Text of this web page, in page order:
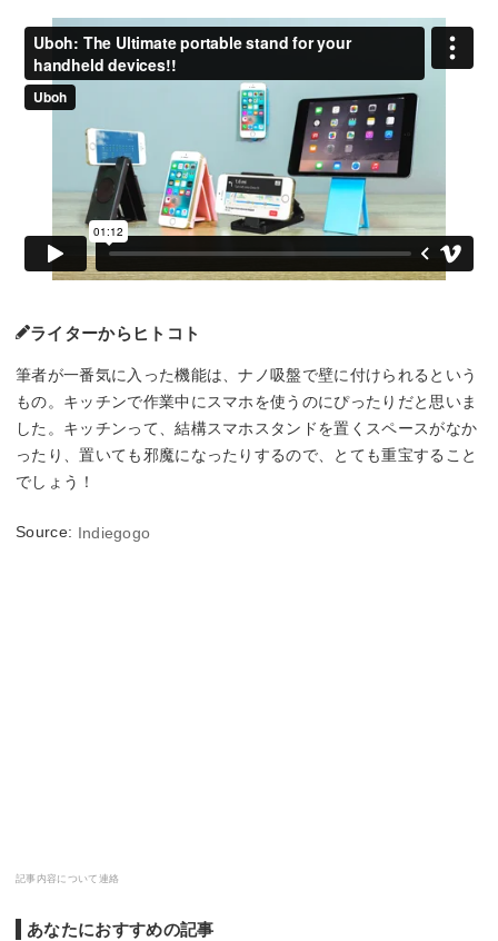
ライターからヒトコト
筆者が一番気に入った機能は、ナノ吸盤で壁に付けられるという
もの。キッチンで作業中にスマホを使うのにぴったりだと思いま
した。キッチンって、結構スマホスタンドを置くスペースがなか
ったり、置いても邪魔になったりするので、とても重宝すること
でしょう！
Source: Indiegogo
記事内容について連絡
あなたにおすすめの記事